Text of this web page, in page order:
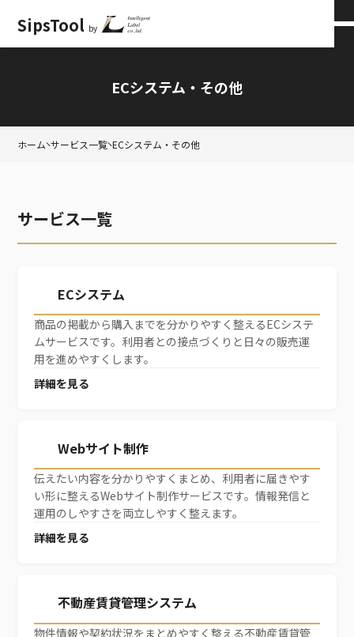
SipsTool by
ECシステム・その他
ホーム サービス一覧 ECシステム・その他
サービス一覧
ECシステム
商品の掲載から購入までを分かりやすく整えるECシステ
ムサービスです。利用者との接点づくりと日々の販売運
用を進めやすくします。
詳細を見る
Webサイト制作
伝えたい内容を分かりやすくまとめ、利用者に届きやす
い形に整えるWebサイト制作サービスです。情報発信と
運用のしやすさを両立しやすく整えます。
詳細を見る
不動産賃貸管理システム
物件情報や契約状況をまとめやすく整える不動産賃貸管